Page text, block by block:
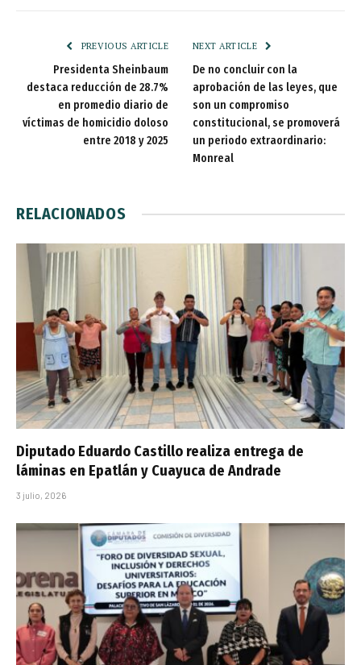
PREVIOUS ARTICLE
Presidenta Sheinbaum
destaca reducción de 28.7%
en promedio diario de
víctimas de homicidio doloso
entre 2018 y 2025
NEXT ARTICLE
De no concluir con la
aprobación de las leyes, que
son un compromiso
constitucional, se promoverá
un periodo extraordinario:
Monreal
RELACIONADOS
Diputado Eduardo Castillo realiza entrega de
láminas en Epatlán y Cuayuca de Andrade
3 julio, 2026